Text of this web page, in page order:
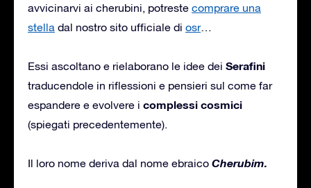
avvicinarvi ai cherubini, potreste comprare una
stella dal nostro sito ufficiale di osr…
Essi ascoltano e rielaborano le idee dei Serafini
traducendole in riflessioni e pensieri sul come far
espandere e evolvere i complessi cosmici
(spiegati precedentemente).
Il loro nome deriva dal nome ebraico Cherubim.